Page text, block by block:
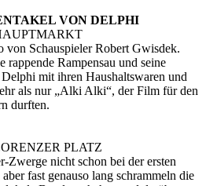
VON DELPHI
von Schauspieler Robert Gwisdek.
Rampensau und seine
mit ihren Haushaltswaren und
als nur „Alki Alki“, der Film für den
durften.
PLATZ
Zwerge nicht schon bei der ersten
fast genauso lang schrammeln die